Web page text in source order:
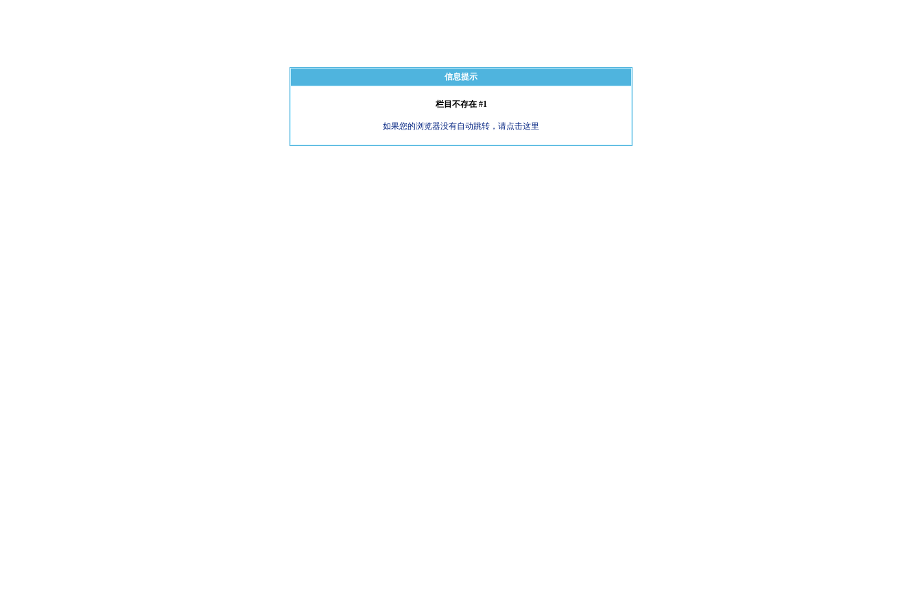
信息提示
栏目不存在 #1
如果您的浏览器没有自动跳转，请点击这里